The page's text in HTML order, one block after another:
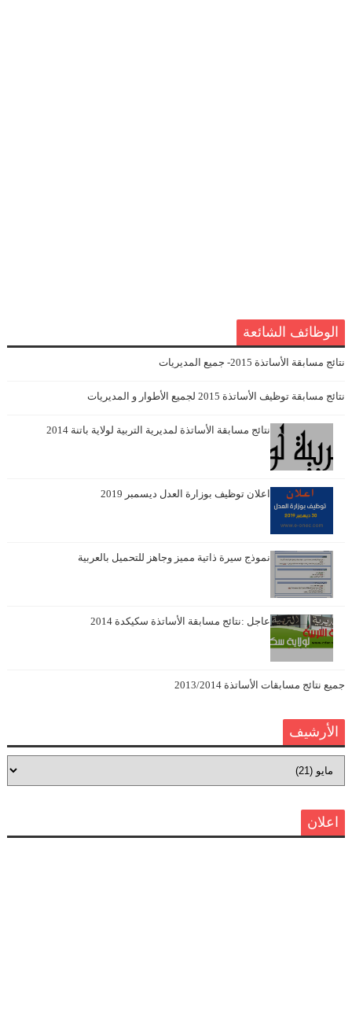
الوظائف الشائعة
نتائج مسابقة الأساتذة 2015- جميع المديريات
نتائج مسابقة توظيف الأساتذة 2015 لجميع الأطوار و المديريات
نتائج مسابقة الأساتذة لمديرية التربية لولاية باتنة 2014
اعلان توظيف بوزارة العدل ديسمبر 2019
نموذج سيرة ذاتية مميز وجاهز للتحميل بالعربية
عاجل :نتائج مسابقة الأساتذة سكيكدة 2014
جميع نتائج مسابقات الأساتذة 2013/2014
الأرشيف
اعلان